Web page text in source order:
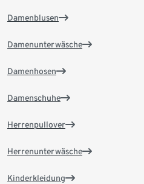
Damenblusen
Damenunterwäsche
Damenhosen
Damenschuhe
Herrenpullover
Herrenunterwäsche
Kinderkleidung